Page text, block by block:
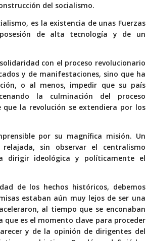
del socialismo.
es la existencia de unas Fuerzas
de alta tecnología y de un
con el proceso revolucionario
y de manifestaciones, sino que ha
o al menos, impedir que su país
la culminación del proceso
la revolución se extendiera por los
por su magnífica misión. Un
sin observar el centralismo
dirigir ideológica y políticamente el
de los hechos históricos, debemos
estaban aún muy lejos de ser una
al tiempo que se enconaban
que es el momento clave para proceder
y de la opinión de dirigentes del